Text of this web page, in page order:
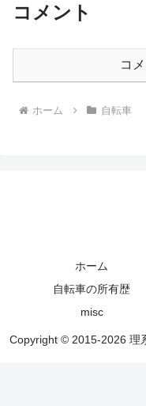
コメント
コ
ホーム 自転車
ホーム
自転車の所有歴
misc
Copyright © 2015-2026 理